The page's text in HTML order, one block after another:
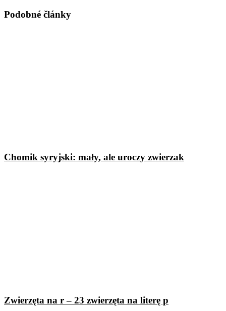
Podobné články
Chomik syryjski: mały, ale uroczy zwierzak
Zwierzęta na r – 23 zwierzęta na literę p